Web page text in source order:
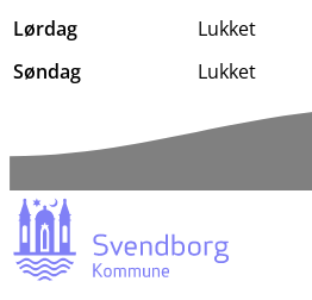
Lørdag
Lukket
Søndag
Lukket